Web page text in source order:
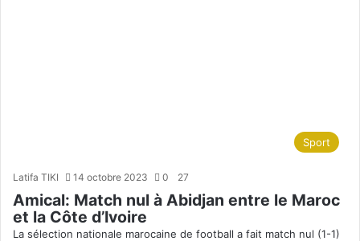
Sport
Latifa TIKI 14 octobre 2023 0 27
Amical: Match nul à Abidjan entre le Maroc
et la Côte d’Ivoire
La sélection nationale marocaine de football a fait match nul (1-1)